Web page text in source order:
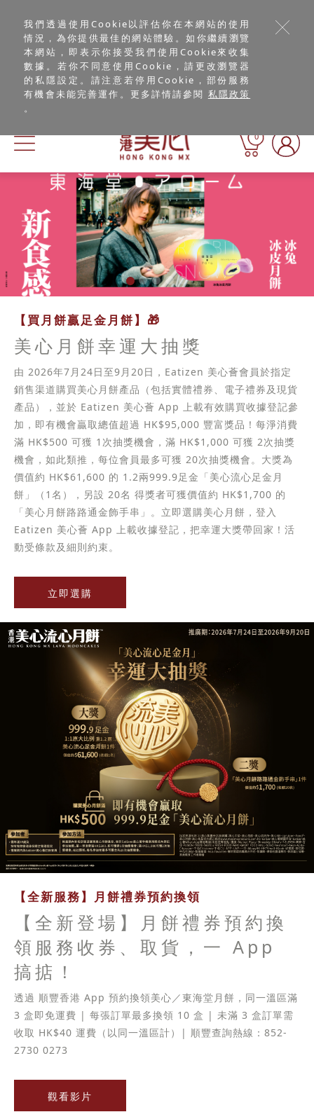
我們透過使用Cookie以評估你在本網站的使用
情況，為你提供最佳的網站體驗。如你繼續瀏覽
本網站，即表示你接受我們使用Cookie來收集
數據。若你不同意使用Cookie，請更改瀏覽器
的私隱設定。請注意若停用Cookie，部份服務
有機會未能完善運作。更多詳情請參閱 私隱政策
。
0
【買月餅贏足金月餅】🎁
美心月餅幸運大抽獎
由 2026年7月24日至9月20日，Eatizen 美心薈會員於指定
銷售渠道購買美心月餅產品（包括實體禮券、電子禮券及現貨
產品），並於 Eatizen 美心薈 App 上載有效購買收據登記參
加，即有機會贏取總值超過 HK$95,000 豐富獎品！每淨消費
滿 HK$500 可獲 1次抽獎機會，滿 HK$1,000 可獲 2次抽獎
機會，如此類推，每位會員最多可獲 20次抽獎機會。大獎為
價值約 HK$61,600 的 1.2兩999.9足金「美心流心足金月
餅」（1名），另設 20名 得獎者可獲價值約 HK$1,700 的
「美心月餅路路通金飾手串」。立即選購美心月餅，登入
Eatizen 美心薈 App 上載收據登記，把幸運大獎帶回家！活
動受條款及細則約束。
立即選購
【全新服務】月餅禮券預約換領
【全新登場】月餅禮券預約換
領服務收券、取貨，一 App
搞掂！
透過 順豐香港 App 預約換領美心／東海堂月餅，同一溫區滿
3 盒即免運費 | 每張訂單最多換領 10 盒 | 未滿 3 盒訂單需
收取 HK$40 運費（以同一溫區計）| 順豐查詢熱線：852-
2730 0273
觀看影片